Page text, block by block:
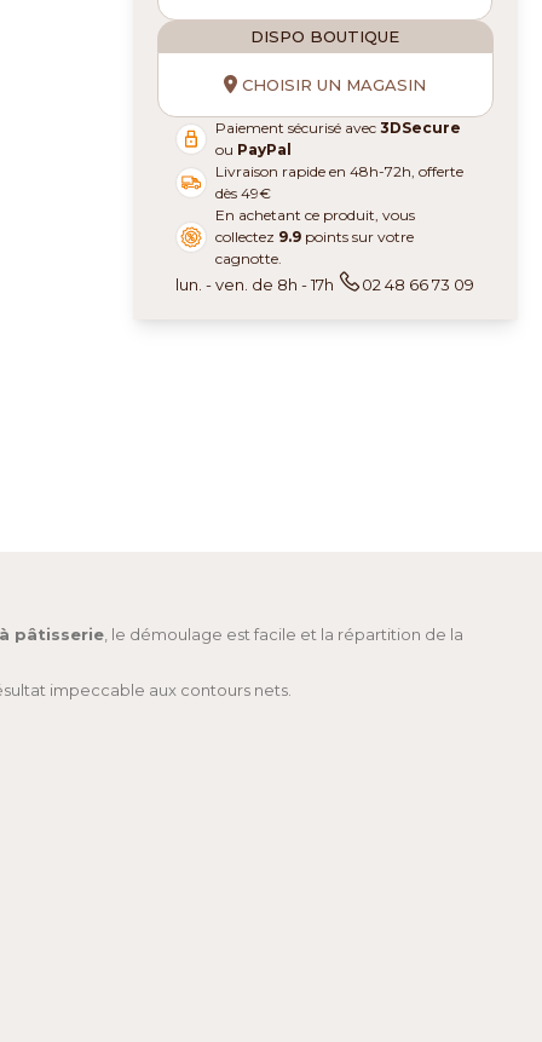
DISPO BOUTIQUE
CHOISIR UN MAGASIN
Paiement sécurisé avec3DSecure
ou PayPal
Livraison rapide en 48h-72h, offerte
dès 49€
En achetant ce produit, vous
collectez 9.9 points sur votre
cagnotte.
lun. - ven. de 8h - 17h 02 48 66 73 09
pâtisserie , le démoulage est facile et la répartition de la
impeccable aux contours nets.